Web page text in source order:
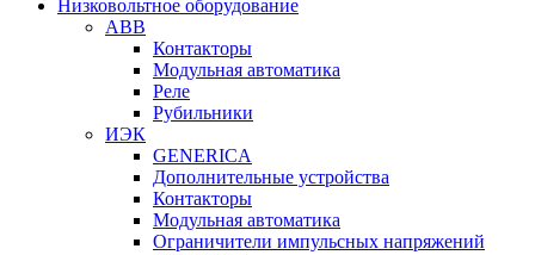
Низковольтное оборудование
ABB
Контакторы
Модульная автоматика
Реле
Рубильники
ИЭК
GENERICA
Дополнительные устройства
Контакторы
Модульная автоматика
Ограничители импульсных напряжений